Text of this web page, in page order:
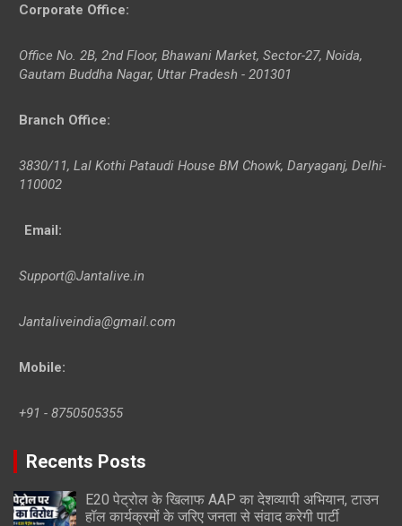
Corporate Office:
Office No. 2B, 2nd Floor, Bhawani Market, Sector-27, Noida,
Gautam Buddha Nagar, Uttar Pradesh - 201301
Branch Office:
3830/11, Lal Kothi Pataudi House BM Chowk, Daryaganj, Delhi-
110002
Email:
Support@Jantalive.in
Jantaliveindia@gmail.com
Mobile:
+91 - 8750505355
Recents Posts
E20 पेट्रोल के खिलाफ AAP का देशव्यापी अभियान, टाउन
हॉल कार्यक्रमों के जरिए जनता से संवाद करेगी पार्टी